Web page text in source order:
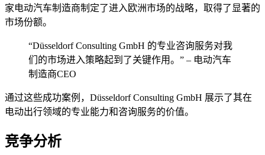
家电动汽车制造商制定了进入欧洲市场的战略，取得了显著的
市场份额。
“Düsseldorf Consulting GmbH 的专业咨询服务对我
们的市场进入策略起到了关键作用。” – 电动汽车
制造商CEO
通过这些成功案例，Düsseldorf Consulting GmbH 展示了其在
电动出行领域的专业能力和咨询服务的价值。
竞争分析